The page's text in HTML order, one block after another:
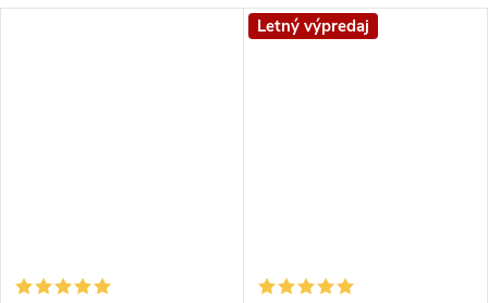
Letný výpredaj